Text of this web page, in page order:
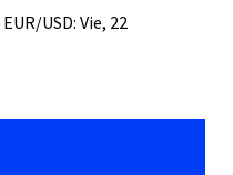
EUR/USD: Vie, 22